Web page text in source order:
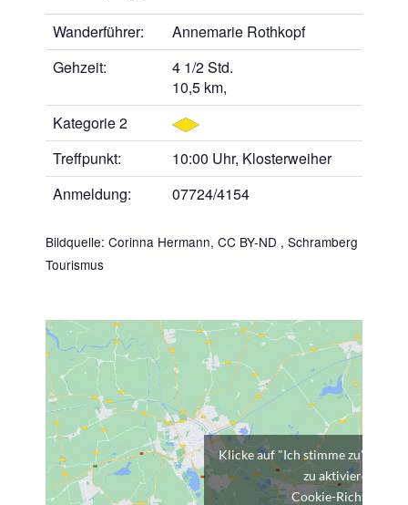
Wanderführer:
Annemarie Rothkopf
Gehzeit:
4 1/2 Std.
10,5 km,
Kategorie 2
Treffpunkt:
10:00 Uhr, Klosterweiher
Anmeldung:
07724/4154
Bildquelle: Corinna Hermann, CC BY-ND , Schramberg
Tourismus
Klicke auf "Ich stimme zu", um
zu aktivieren
Cookie-Richtlinie